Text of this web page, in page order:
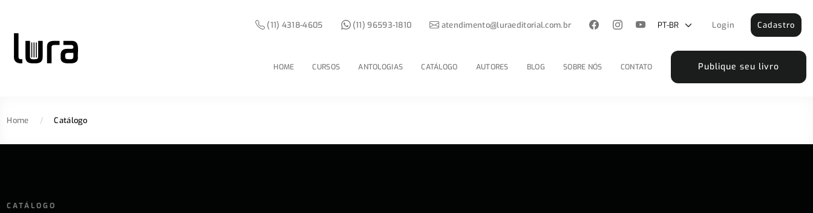
HOME CURSOS ANTOLOGIAS CATÁLOGO AUTORES BLOG SOBRE NÓS CONTATO Publique seu livro
(11) 4318-4605 (11) 96593-1810 atendimento@luraeditorial.com.br Login Cadastro
Home / Catálogo
CATÁLOGO